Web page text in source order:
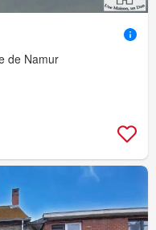
de Namur